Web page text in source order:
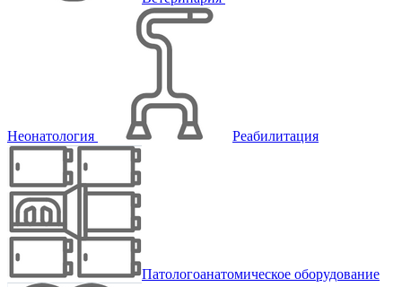
Неонатология Реабилитация
Патологоанатомическое оборудование